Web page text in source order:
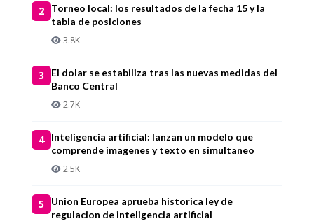
2
Torneo local: los resultados de la fecha 15 y la
tabla de posiciones
3.8K
3
El dolar se estabiliza tras las nuevas medidas del
Banco Central
2.7K
4
Inteligencia artificial: lanzan un modelo que
comprende imagenes y texto en simultaneo
2.5K
5
Union Europea aprueba historica ley de
regulacion de inteligencia artificial